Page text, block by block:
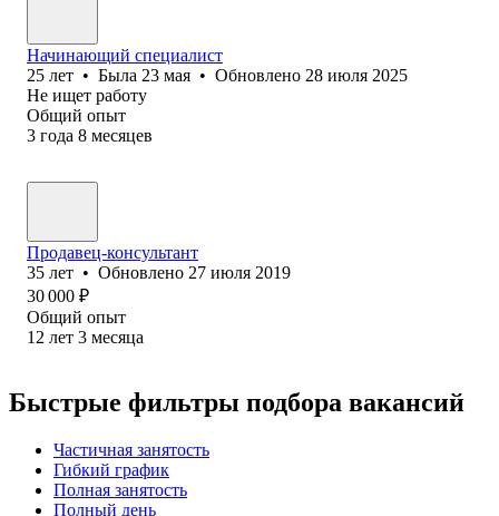
Начинающий специалист
25 лет • Была 23 мая • Обновлено 28 июля 2025
Не ищет работу
Общий опыт
3 года 8 месяцев
Продавец-консультант
35 лет • Обновлено 27 июля 2019
30 000 ₽
Общий опыт
12 лет 3 месяца
Быстрые фильтры подбора вакансий
Частичная занятость
Гибкий график
Полная занятость
Полный день